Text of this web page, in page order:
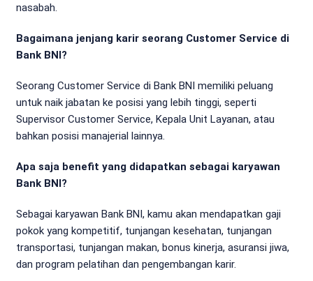
nasabah.
Bagaimana jenjang karir seorang Customer Service di
Bank BNI?
Seorang Customer Service di Bank BNI memiliki peluang
untuk naik jabatan ke posisi yang lebih tinggi, seperti
Supervisor Customer Service, Kepala Unit Layanan, atau
bahkan posisi manajerial lainnya.
Apa saja benefit yang didapatkan sebagai karyawan
Bank BNI?
Sebagai karyawan Bank BNI, kamu akan mendapatkan gaji
pokok yang kompetitif, tunjangan kesehatan, tunjangan
transportasi, tunjangan makan, bonus kinerja, asuransi jiwa,
dan program pelatihan dan pengembangan karir.